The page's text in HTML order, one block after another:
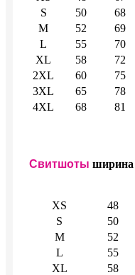
S
50
68
M
52
69
L
55
70
XL
58
72
2XL
60
75
3XL
65
78
4XL
68 81
Свитшоты ширина
XS 48
S
50
M
52
L
55
XL
58